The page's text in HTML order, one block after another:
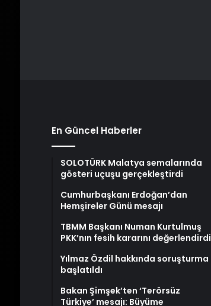
En Güncel Haberler
SOLOTÜRK Malatya semalarında
gösteri uçuşu gerçekleştirdi
Cumhurbaşkanı Erdoğan’dan
Hemşireler Günü mesajı
TBMM Başkanı Numan Kurtulmuş
PKK’nın fesih kararını değerlendirdi
Yılmaz Özdil hakkında soruşturma
başlatıldı
Bakan Şimşek’ten ‘Terörsüz
Türkiye’ mesajı: Büyüme